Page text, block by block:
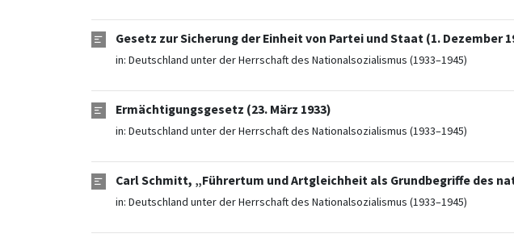
Gesetz zur Sicherung der Einheit von Partei und Staat (1. Dezember
in: Deutschland unter der Herrschaft des Nationalsozialismus (1933–1945)
Ermächtigungsgesetz (23. März 1933)
in: Deutschland unter der Herrschaft des Nationalsozialismus (1933–1945)
Carl Schmitt, „Führertum und Artgleichheit als Grundbegriffe des
in: Deutschland unter der Herrschaft des Nationalsozialismus (1933–1945)